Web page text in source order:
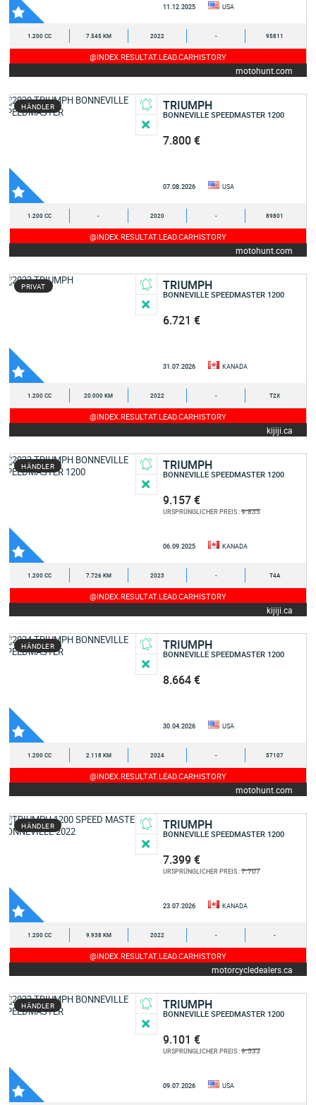
11.12.2025 USA
1.200 CC 7.545 KM 2022 - 95811
@INDEX.RESULTAT.LEAD.CARHISTORY
motohunt.com
HÄNDLER TRIUMPH
BONNEVILLE SPEEDMASTER 1200
7.800 €
07.08.2026 USA
1.200 CC - 2020 - 89801
@INDEX.RESULTAT.LEAD.CARHISTORY
motohunt.com
PRIVAT TRIUMPH
BONNEVILLE SPEEDMASTER 1200
6.721 €
31.07.2026 KANADA
1.200 CC 20.000 KM 2022 - T2X
@INDEX.RESULTAT.LEAD.CARHISTORY
kijiji.ca
HÄNDLER TRIUMPH
BONNEVILLE SPEEDMASTER 1200
9.157 €
URSPRÜNGLICHER PREIS :9.835
06.09.2025 KANADA
1.200 CC 7.726 KM 2023 - T4A
@INDEX.RESULTAT.LEAD.CARHISTORY
kijiji.ca
HÄNDLER TRIUMPH
BONNEVILLE SPEEDMASTER 1200
8.664 €
30.04.2026 USA
1.200 CC 2.118 KM 2024 - 57107
@INDEX.RESULTAT.LEAD.CARHISTORY
motohunt.com
HÄNDLER TRIUMPH
BONNEVILLE SPEEDMASTER 1200
7.399 €
URSPRÜNGLICHER PREIS :7.707
23.07.2026 KANADA
1.200 CC 9.938 KM 2022 - -
@INDEX.RESULTAT.LEAD.CARHISTORY
motorcycledealers.ca
HÄNDLER TRIUMPH
BONNEVILLE SPEEDMASTER 1200
9.101 €
URSPRÜNGLICHER PREIS :9.533
09.07.2026 USA